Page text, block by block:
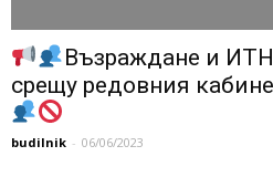
Възраждане и ИТН
срещу редовния
budilnik - 06/06/2023